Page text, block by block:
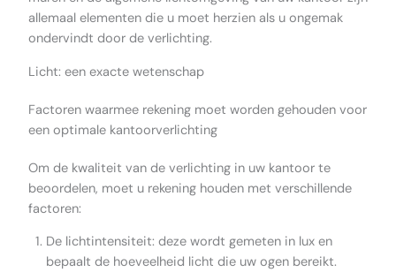
allemaal elementen die u moet herzien als u ongemak
ondervindt door de verlichting.
Licht: een exacte wetenschap
Factoren waarmee rekening moet worden gehouden voor
een optimale kantoorverlichting
Om de kwaliteit van de verlichting in uw kantoor te
beoordelen, moet u rekening houden met verschillende
factoren:
De lichtintensiteit: deze wordt gemeten in lux en
bepaalt de hoeveelheid licht die uw ogen bereikt.